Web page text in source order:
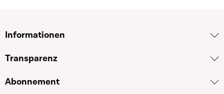
Informationen
Transparenz
Abonnement